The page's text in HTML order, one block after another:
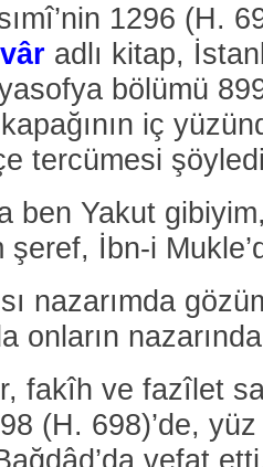
1296 (H.
adlı kitap,
bölümü
iç
tercümesi
ben Yakut
şeref, İbn-i
nazarımda
onların
fakîh ve fazîlet
(H. 698)’de,
vefat